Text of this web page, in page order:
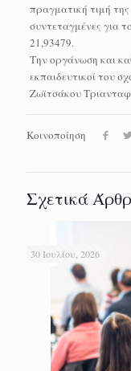
πραγματική τιμή
συντεταγμένες για
21,93479.
Την οργάνωση και
εκπαιδευτικοί του
Ζωϊτσάκου
Κοινοποίηση
Σχετικά
30 Ιουλίου, 2026